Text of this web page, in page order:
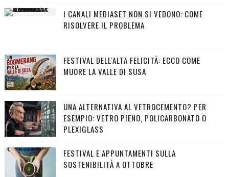
I CANALI MEDIASET NON SI VEDONO: COME
RISOLVERE IL PROBLEMA
FESTIVAL DELL'ALTA FELICITÀ: ECCO COME
MUORE LA VALLE DI SUSA
UNA ALTERNATIVA AL VETROCEMENTO? PER
ESEMPIO: VETRO PIENO, POLICARBONATO O
PLEXIGLASS
FESTIVAL E APPUNTAMENTI SULLA
SOSTENIBILITÀ A OTTOBRE